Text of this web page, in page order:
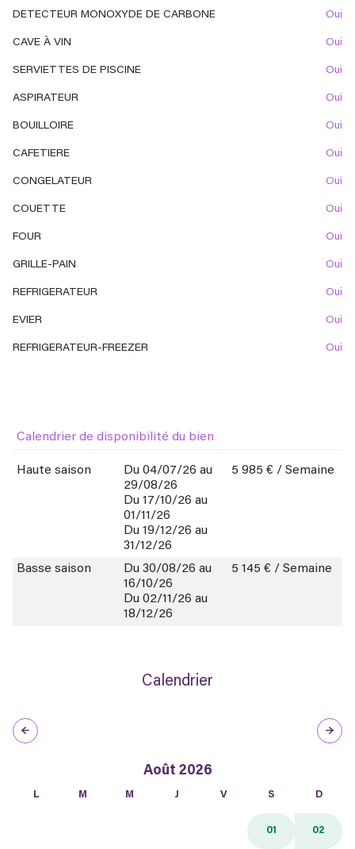
DETECTEUR MONOXYDE DE CARBONE oui
CAVE À VIN oui
SERVIETTES DE PISCINE oui
ASPIRATEUR oui
BOUILLOIRE oui
CAFETIERE oui
CONGELATEUR oui
COUETTE oui
FOUR oui
GRILLE-PAIN oui
REFRIGERATEUR oui
EVIER oui
REFRIGERATEUR-FREEZER oui
Calendrier de disponibilité du bien
Haute saison
Du 04/07/26 au
29/08/26
Du 17/10/26 au
01/11/26
Du 19/12/26 au
31/12/26
5 985 € / Semaine
Basse saison
Du 30/08/26 au
16/10/26
Du 02/11/26 au
18/12/26
5 145 € / Semaine
Calendrier
Août 2026
L M M J V S D
01 02